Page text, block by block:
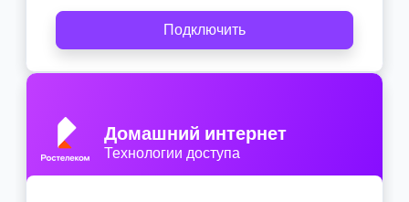
Подключить
Домашний интернет
Технологии доступа